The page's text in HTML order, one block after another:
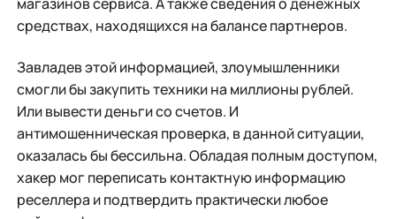
средствах, находящихся на балансе партнеров.
Завладев этой информацией, злоумышленники
смогли бы закупить техники на миллионы рублей.
Или вывести деньги со счетов. И
антимошенническая проверка, в данной ситуации,
оказалась бы бессильна. Обладая полным доступом,
хакер мог переписать контактную информацию
реселлера и подтвердить практически любое